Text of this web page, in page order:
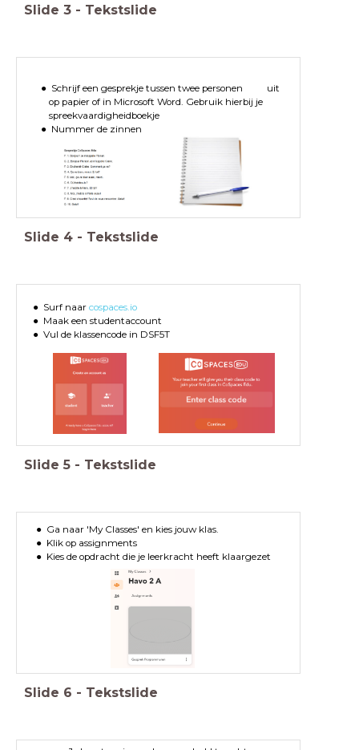
Slide 3 - Tekstslide
Schrijf een gesprekje tussen twee personen uit
op papier of in Microsoft Word. Gebruik hierbij je
spreekvaardigheidboekje
Nummer de zinnen
Slide 4 - Tekstslide
Surf naar cospaces.io
Maak een studentaccount
Vul de klassencode in DSF5T
Slide 5 - Tekstslide
Ga naar 'My Classes' en kies jouw klas.
Klik op assignments
Kies de opdracht die je leerkracht heeft klaargezet
Slide 6 - Tekstslide